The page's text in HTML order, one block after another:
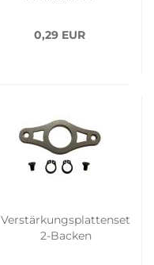
0,29 EUR
Verstärkungsplattenset
2-Backen